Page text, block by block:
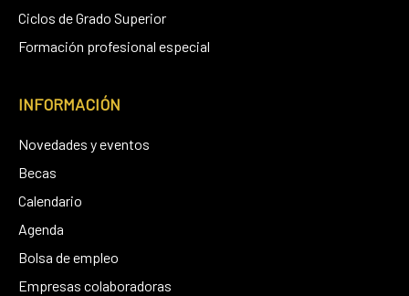
Ciclos de Grado Superior
Formación profesional especial
INFORMACIÓN
Novedades y eventos
Becas
Calendario
Agenda
Bolsa de empleo
Empresas colaboradoras